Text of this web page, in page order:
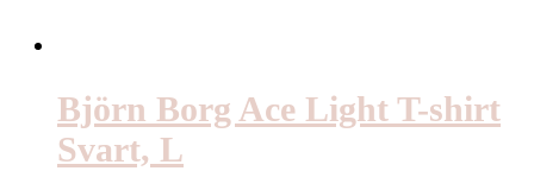
Björn Borg Ace Light T-shirt
Svart, L